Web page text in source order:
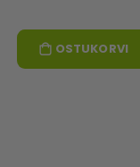
OSTUKORVI